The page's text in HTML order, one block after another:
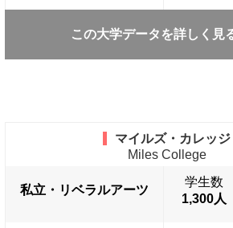
この大学データを詳しく
マイルズ・カレッジ
Miles College
私立・リベラルアーツ
学生数
1,300人